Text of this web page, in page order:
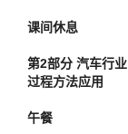
课间休息
第2部分 汽车行业
过程方法应用
午餐